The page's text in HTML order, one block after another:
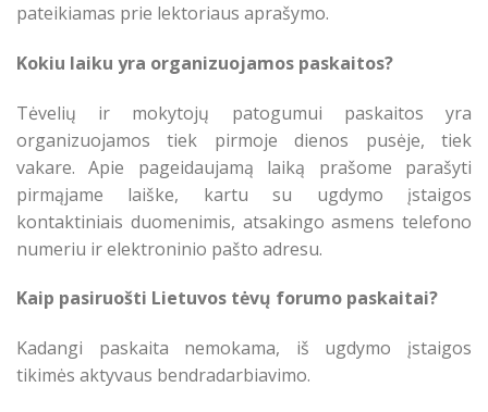
pateikiamas prie lektoriaus aprašymo.
Kokiu laiku yra organizuojamos paskaitos?
Tėvelių ir mokytojų patogumui paskaitos yra
organizuojamos tiek pirmoje dienos pusėje, tiek
vakare. Apie pageidaujamą laiką prašome parašyti
pirmąjame laiške, kartu su ugdymo įstaigos
kontaktiniais duomenimis, atsakingo asmens telefono
numeriu ir elektroninio pašto adresu.
Kaip pasiruošti Lietuvos tėvų forumo paskaitai?
Kadangi paskaita nemokama, iš ugdymo įstaigos
tikimės aktyvaus bendradarbiavimo.